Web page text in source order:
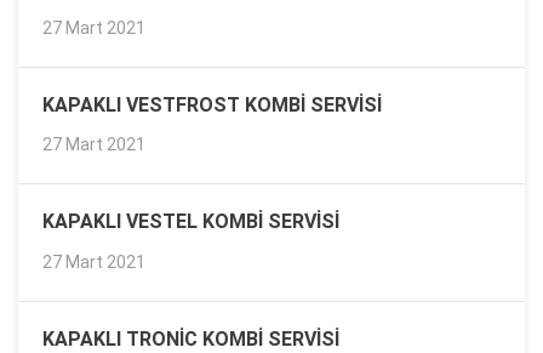
27 Mart 2021
KAPAKLI VESTFROST KOMBI SERVISI
27 Mart 2021
KAPAKLI VESTEL KOMBI SERVISI
27 Mart 2021
KAPAKLI TRONIC KOMBI SERVISI